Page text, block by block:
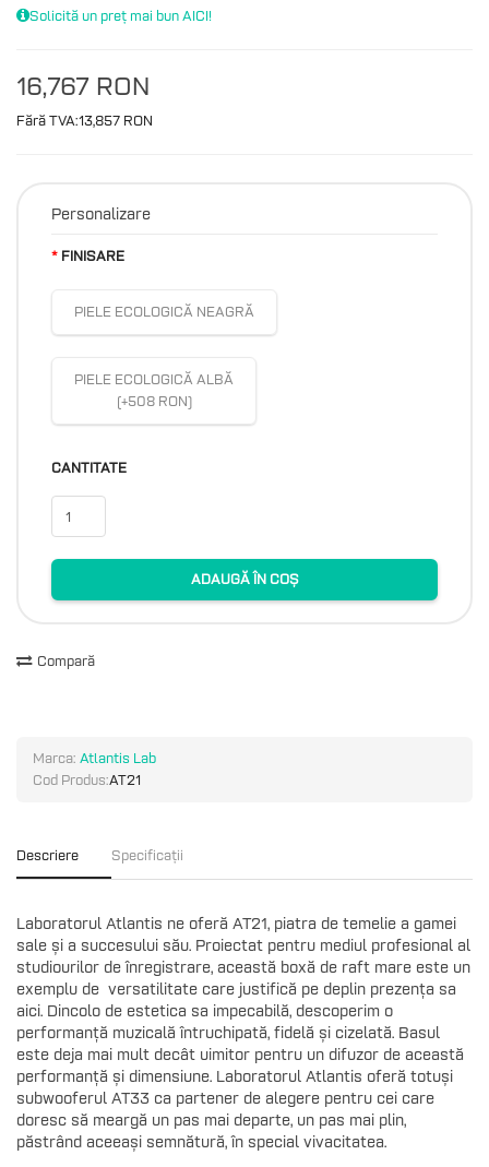
Solicită un preț mai bun AICI!
16,767 RON
Fără TVA:13,857 RON
Personalizare
FINISARE
PIELE ECOLOGICĂ NEAGRĂ
PIELE ECOLOGICĂ ALBĂ
(+508 RON)
CANTITATE
ADAUGĂ ÎN COȘ
Compară
Marca: Atlantis Lab
Cod Produs:AT21
Descriere Specificații
Laboratorul Atlantis ne oferă AT21, piatra de temelie a gamei
sale și a succesului său. Proiectat pentru mediul profesional al
studiourilor de înregistrare, această boxă de raft mare este un
exemplu de versatilitate care justifică pe deplin prezența sa
aici. Dincolo de estetica sa impecabilă, descoperim o
performanță muzicală întruchipată, fidelă și cizelată. Basul
este deja mai mult decât uimitor pentru un difuzor de această
performanță și dimensiune. Laboratorul Atlantis oferă totuși
subwooferul AT33 ca partener de alegere pentru cei care
doresc să meargă un pas mai departe, un pas mai plin,
păstrând aceeași semnătură, în special vivacitatea.